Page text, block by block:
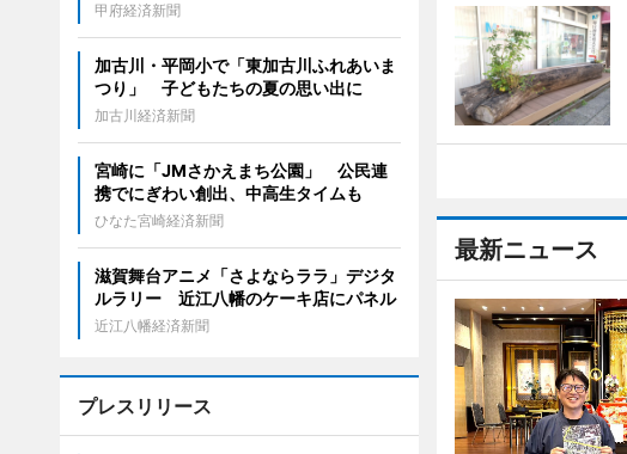
最新ニュース
甲府経済新聞
加古川・平岡小で「東加古川ふれあいま
つり」 子どもたちの夏の思い出に
加古川経済新聞
宮崎に「JMさかえまち公園」 公民連
携でにぎわい創出、中高生タイムも
ひなた宮崎経済新聞
滋賀舞台アニメ「さよならララ」デジタ
ルラリー 近江八幡のケーキ店にパネル
近江八幡経済新聞
プレスリリース